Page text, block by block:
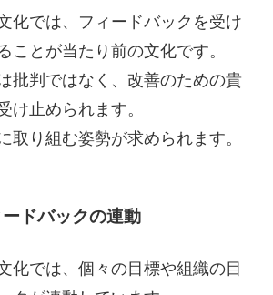
化では、フィードバックを受け
ことが当たり前の文化です。
批判ではなく、改善のための貴
け止められます。
取り組む姿勢が求められます。
ドバックの連動
化では、個々の目標や組織の目